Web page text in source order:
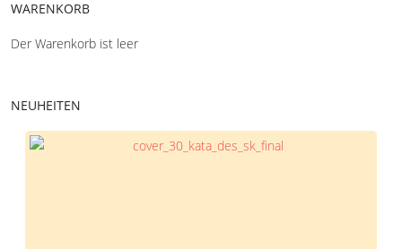
WARENKORB
Der Warenkorb ist leer
NEUHEITEN